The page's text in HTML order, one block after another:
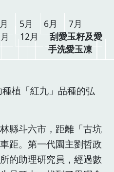
5月 6月
7月
12月
刮愛玉籽及愛
手洗愛玉凍
植「紅九」品種的弘
縣斗六市，距離「古坑
距。第一代園主劉哲政
的助理研究員，經過數